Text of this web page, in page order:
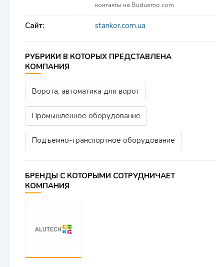
контакты на Buduemo.com
Сайт: stankor.com.ua
РУБРИКИ В КОТОРЫХ ПРЕДСТАВЛЕНА
КОМПАНИЯ
Ворота, автоматика для ворот
Промышленное оборудование
Подъемно-транспортное оборудование
БРЕНДЫ С КОТОРЫМИ СОТРУДНИЧАЕТ
КОМПАНИЯ